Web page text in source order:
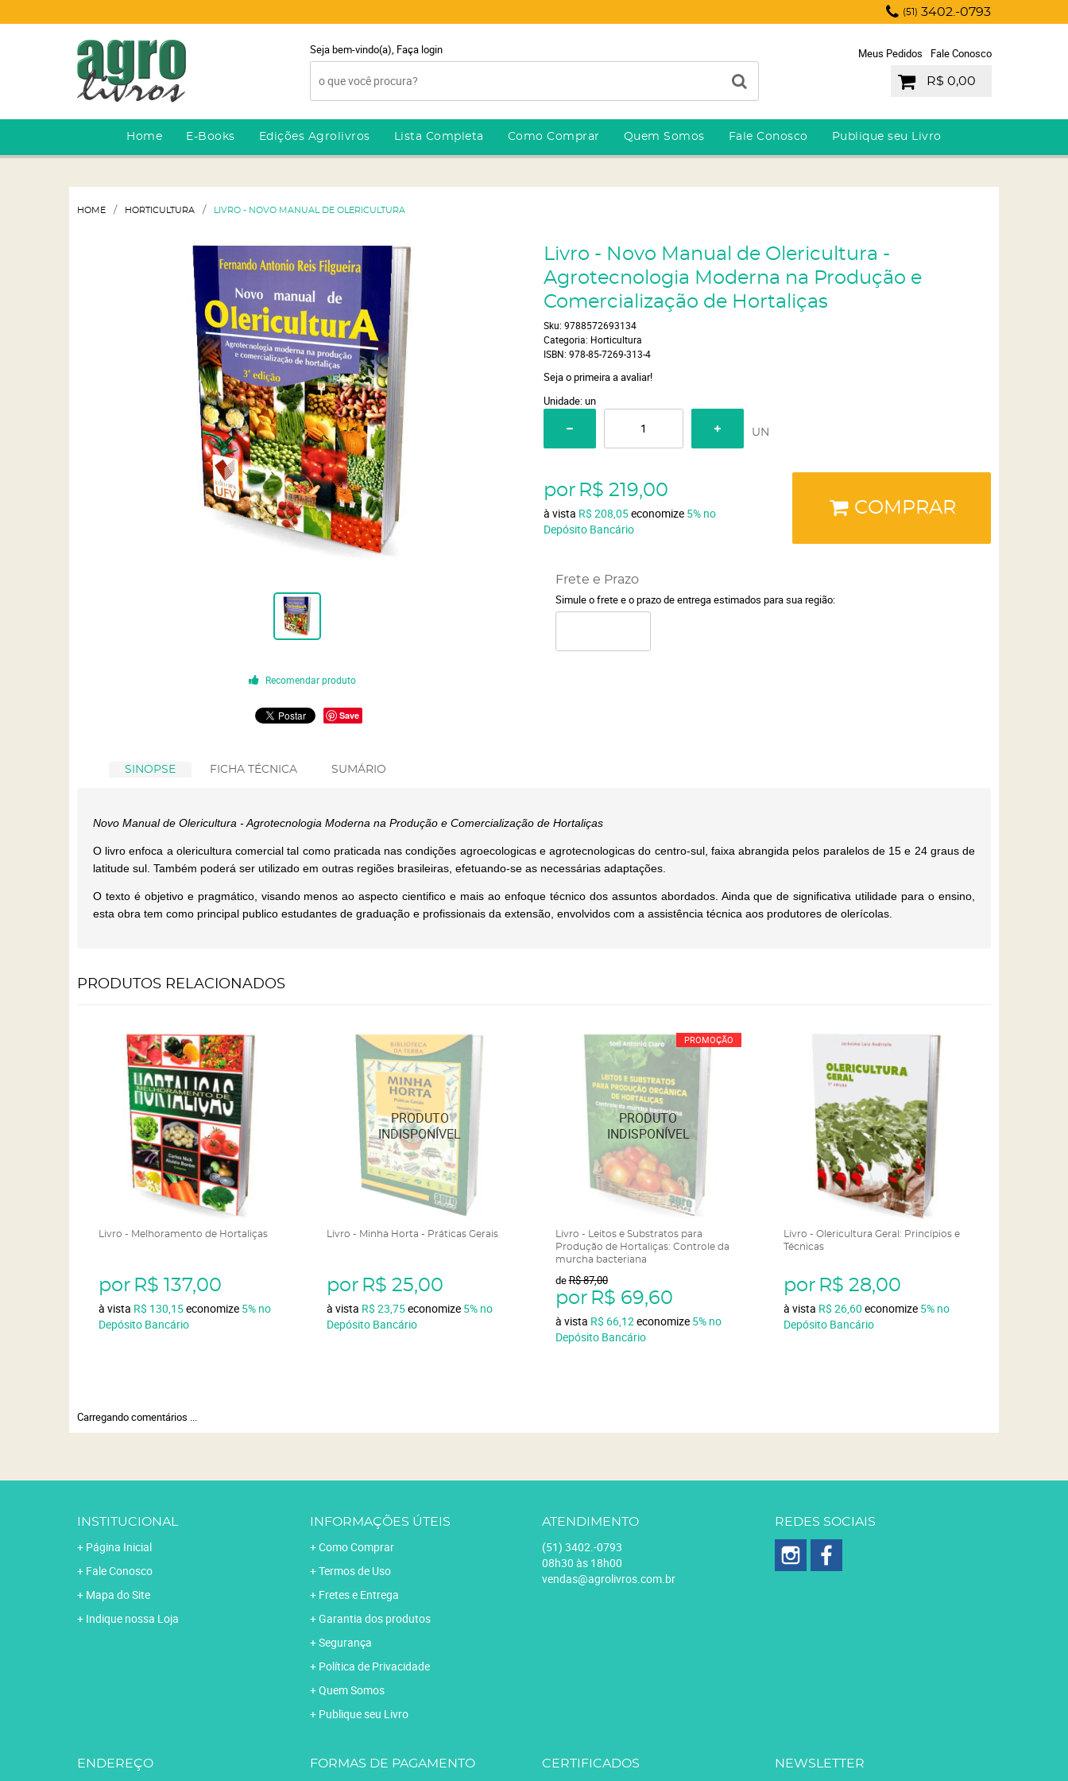
(51) 3402.-0793
Seja bem-vindo(a), Faça login Meus Pedidos Fale Conosco
R$ 0,00
Home E-Books Edições Agrolivros Lista Completa Como Comprar Quem Somos Fale Conosco Publique seu Livro
HOME HORTICULTURA LIVRO - NOVO MANUAL DE OLERICULTURA
Recomendar produto
Save
Livro - Novo Manual de Olericultura -
Agrotecnologia Moderna na Produção e
Comercialização de Hortaliças
Sku: 9788572693134
Categoria: Horticultura
ISBN: 978-85-7269-313-4
Seja o primeira a avaliar!
Unidade: un
UN
por R$ 219,00
à vista R$ 208,05economize 5% no
Depósito Bancário
COMPRAR
Frete e Prazo
Simule o frete e o prazo de entrega estimados para sua região:
SINOPSE FICHA TÉCNICA SUMÁRIO
Novo Manual de Olericultura - Agrotecnologia Moderna na Produção e Comercialização de Hortaliças
O livro enfoca a olericultura comercial tal como praticada nas condições agroecologicas e agrotecnologicas do centro-sul, faixa abrangida pelos paralelos de 15 e 24 graus de
latitude sul. Também poderá ser utilizado em outras regiões brasileiras, efetuando-se as necessárias adaptações.
O texto é objetivo e pragmático, visando menos ao aspecto cientifico e mais ao enfoque técnico dos assuntos abordados. Ainda que de significativa utilidade para o ensino,
esta obra tem como principal publico estudantes de graduação e profissionais da extensão, envolvidos com a assistência técnica aos produtores de olerícolas.
PRODUTOS RELACIONADOS
Livro - Melhoramento de Hortaliças
por R$ 137,00
à vista R$ 130,15economize 5% no
Depósito Bancário
Livro - Minha Horta - Práticas Gerais
por R$ 25,00
à vista R$ 23,75economize 5% no
Depósito Bancário
PROMOÇÃO
Livro - Leitos e Substratos para
Produção de Hortaliças: Controle da
murcha bacteriana
deR$ 87,00
por R$ 69,60
à vista R$ 66,12 economize 5% no
Depósito Bancário
Livro - Olericultura Geral: Princípios e
Técnicas
por R$ 28,00
à vista R$ 26,60 economize 5% no
Depósito Bancário
Carregando comentários ...
INSTITUCIONAL
Página Inicial
Fale Conosco
Mapa do Site
Indique nossa Loja
INFORMAÇÕES ÚTEIS
Como Comprar
Termos de Uso
Fretes e Entrega
Garantia dos produtos
Segurança
Política de Privacidade
Quem Somos
Publique seu Livro
ATENDIMENTO
(51) 3402.-0793
08h30 às 18h00
vendas@agrolivros.com.br
REDES SOCIAIS
ENDEREÇO FORMAS DE PAGAMENTO CERTIFICADOS NEWSLETTER